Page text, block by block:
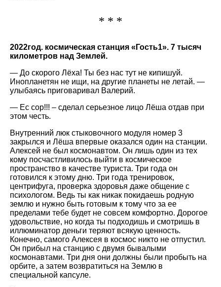
* * *
2022год. космическая станция «Гость1». 7 тысяч
километров над Землей.
— До скорого Лёха! Ты без нас тут не кипишуй.
Инопланетян не ищи, на другие планеты не летай. —
улыбаясь приговаривал Валерий.
— Ес сор!!! – сделал серьезное лицо Лёша отдав при
этом честь.
Внутренний люк стыковочного модуля номер 3
закрылся и Лёша впервые оказался один на станции.
Алексей не был космонавтом. Он лишь один из тех
кому посчастливилось выйти в космическое
пространство в качестве туриста. Три года он
готовился к этому дню. Три года тренировок,
центрифуга, проверка здоровья даже общение с
психологом. Ведь ты как никак покидаешь родную
землю и нужно быть готовым к тому что за ее
пределами тебе будет не совсем комфортно. Дорогое
удовольствие, но когда ты подходишь и смотришь в
иллюминатор деньги теряют всякую ценность.
Конечно, самого Алексея в космос никто не отпустил.
Он прибыл на станцию с двумя бывалыми
космонавтами. Три дня они должны были пробыть на
орбите, а затем возвратиться на Землю в
специальной капсуле.